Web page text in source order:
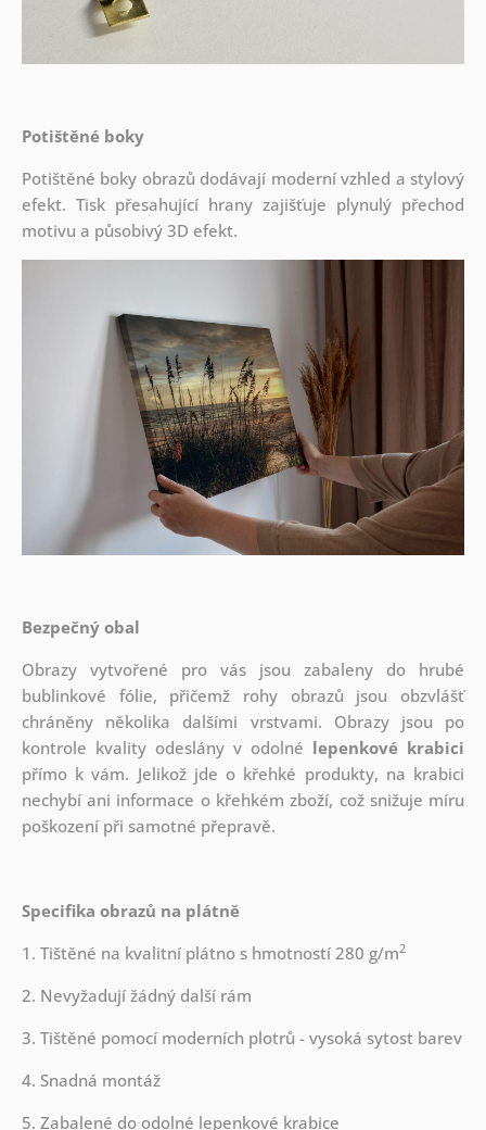
Potištěné boky
Potištěné boky obrazů dodávají moderní vzhled a stylový
efekt. Tisk přesahující hrany zajišťuje plynulý přechod
motivu a působivý 3D efekt.
Bezpečný obal
Obrazy vytvořené pro vás jsou zabaleny do hrubé
bublinkové fólie, přičemž rohy obrazů jsou obzvlášť
chráněny několika dalšími vrstvami. Obrazy jsou po
kontrole kvality odeslány v odolné lepenkové krabici
přímo k vám. Jelikož jde o křehké produkty, na krabici
nechybí ani informace o křehkém zboží, což snižuje míru
poškození při samotné přepravě.
Specifika obrazů na plátně
1. Tištěné na kvalitní plátno s hmotností 280 g/m2
2. Nevyžadují žádný další rám
3. Tištěné pomocí moderních plotrů - vysoká sytost barev
4. Snadná montáž
5. Zabalené do odolné lepenkové krabice